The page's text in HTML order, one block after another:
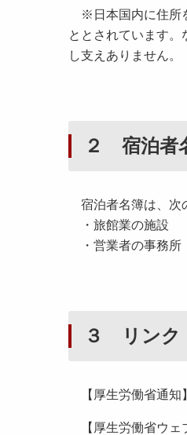
※日本国内に住所
ととされています
し支えありません。
２ 宿泊者
宿泊者名簿は、次
・旅館業の施設
・営業者の事務所
３ リンク
【厚生労働省通知】
【厚生労働省ウェ